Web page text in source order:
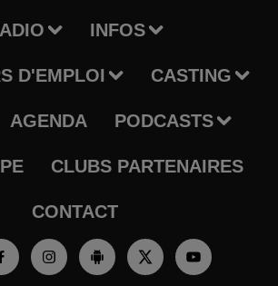
INFOS
D'EMPLOI CASTING
AGENDA PODCASTS
CLUBS PARTENAIRES
CONTACT